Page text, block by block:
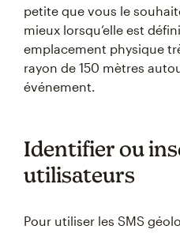
petite que vous le
mieux lorsqu’elle est
emplacement physique
rayon de 150 mètres
événement.
Identifier ou
utilisateurs
Pour utiliser les SMS